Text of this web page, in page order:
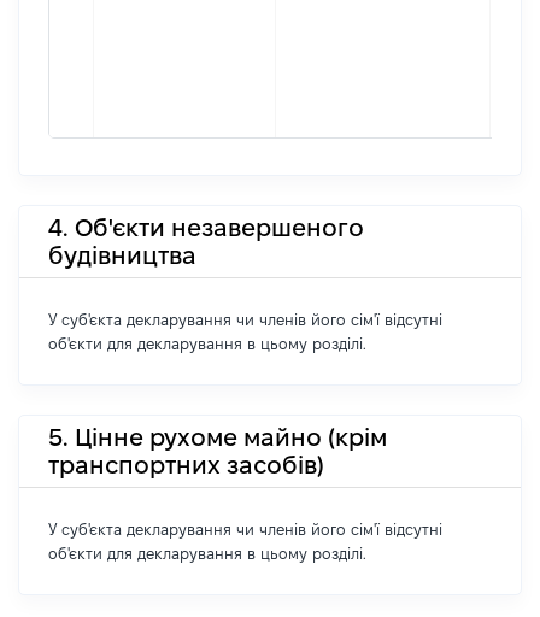
4. Об'єкти незавершеного
будівництва
У суб'єкта декларування чи членів його сім'ї відсутні
об'єкти для декларування в цьому розділі.
5. Цінне рухоме майно (крім
транспортних засобів)
У суб'єкта декларування чи членів його сім'ї відсутні
об'єкти для декларування в цьому розділі.